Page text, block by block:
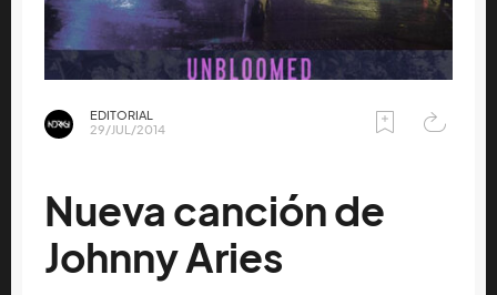
EDITORIAL
29/JUL/2014
Nueva canción de
Johnny Aries